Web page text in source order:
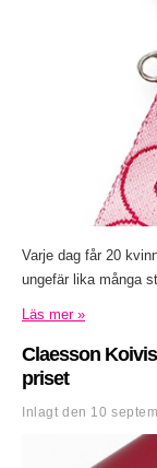
Varje dag får 20
ungefär lika många
Läs mer »
Claesson
priset
Inlagt den 10